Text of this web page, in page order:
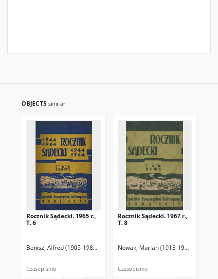
OBJECTS similar
Rocznik Sądecki. 1965 r.,
T. 6
Benisz, Alfred (1905-1987). Redaktor Dziwik, Kazimierz (1931-1991).
Czasopismo
Rocznik Sądecki. 1967 r.,
T. 8
Nowak, Marian (1913-1991).
Czasopismo